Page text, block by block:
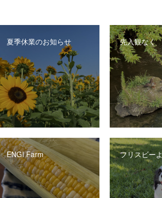
夏季休業のお知らせ 先入観なく
ENGI Farm フリスビー